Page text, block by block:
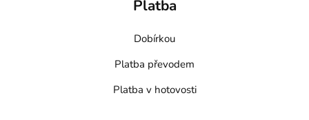
Platba
Dobírkou
Platba převodem
Platba v hotovosti